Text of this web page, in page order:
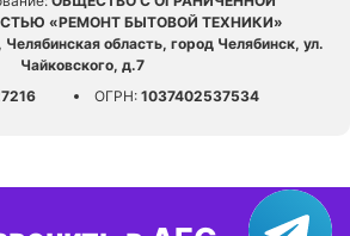
«РЕМОНТ БЫТОВОЙ ТЕХНИКИ»
область, город Челябинск, ул.
Чайковского, д.7
ОГРН: 1037402537534